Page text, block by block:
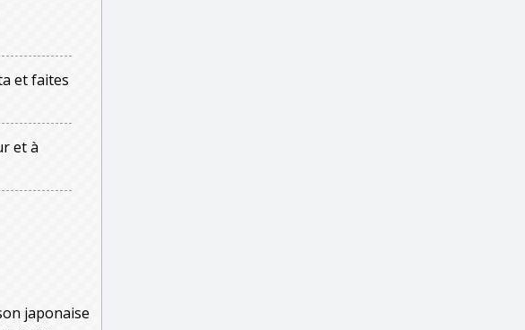
et faites
et à
japonaise